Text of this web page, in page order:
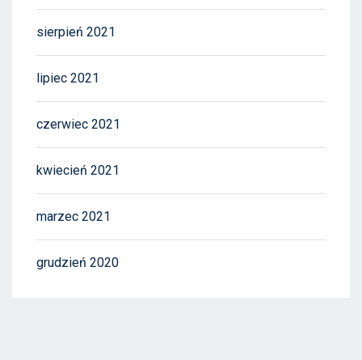
sierpień 2021
lipiec 2021
czerwiec 2021
kwiecień 2021
marzec 2021
grudzień 2020